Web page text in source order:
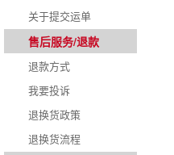
关于提交运单
售后服务/退款
退款方式
我要投诉
退换货政策
退换货流程